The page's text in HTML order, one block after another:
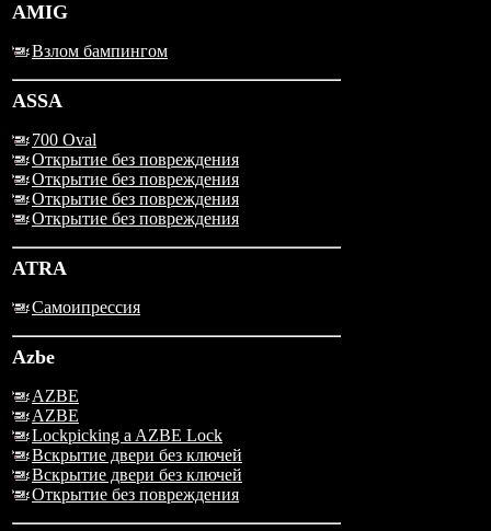
AMIG
Взлом бампингом
ASSA
700 Oval
Открытие без повреждения
Открытие без повреждения
Открытие без повреждения
Открытие без повреждения
ATRA
Самоипрессия
Azbe
AZBE
AZBE
Lockpicking a AZBE Lock
Вскрытие двери без ключей
Вскрытие двери без ключей
Открытие без повреждения